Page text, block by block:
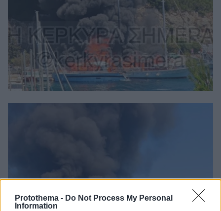
Protothema - Do Not Process My Personal
Information